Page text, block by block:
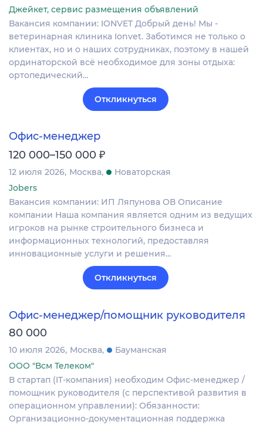
Джейкет, сервис размещения объявлений
Вакансия компании: IONVET Добрый день! Мы -
ветеринарная клиника Ionvet. Заботимся не только о
клиентах, но и о наших сотрудниках, поэтому в нашей
ординаторской всё необходимое для зоны отдыха:
ортопедический…
Откликнуться
Офис-менеджер
120 000–150 000 ₽
12 июля 2026 Москва
Новаторская
Jobers
Вакансия компании: ИП Ляпунова ОВ Описание
компании Наша компания является одним из ведущих
игроков на рынке строительного бизнеса и
информационных технологий, предоставляя
инновационные услуги и решения…
Откликнуться
Офис-менеджер/помощник руководителя
80 000
10 июля 2026 Москва
Бауманская
ООО "Всм Телеком"
В стартап (IT-компания) необходим Офис-менеджер /
помощник руководителя (с перспективой развития в
операционном управлении): Обязанности:
Организационно-документационная поддержка